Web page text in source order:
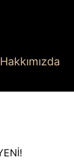
Hakkımızda